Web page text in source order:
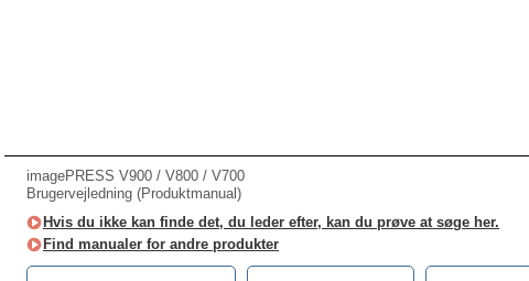
imagePRESS V900 / V800 / V700
Brugervejledning (Produktmanual)
Hvis du ikke kan finde det, du leder efter, kan du prøve at søge her.
Find manualer for andre produkter